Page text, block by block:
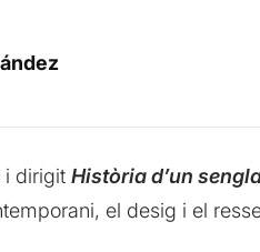
i dirigit Història d’un
el desig i el